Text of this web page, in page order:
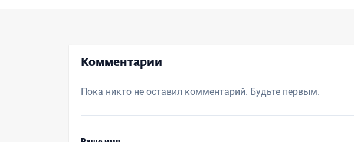
Комментарии
Пока никто не оставил комментарий. Будьте первым.